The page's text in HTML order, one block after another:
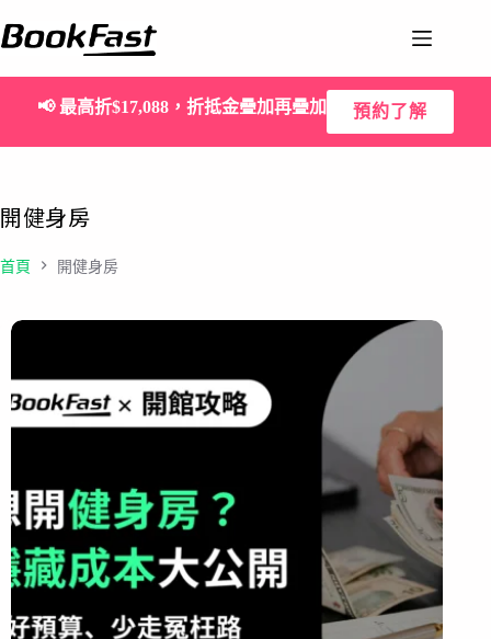
📢 最高折$17,088，折抵金疊加再疊加 預約了解
開健身房
首頁 開健身房